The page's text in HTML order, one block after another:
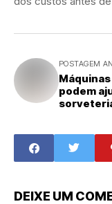
POSTAGEM
podem
DEIXE UM